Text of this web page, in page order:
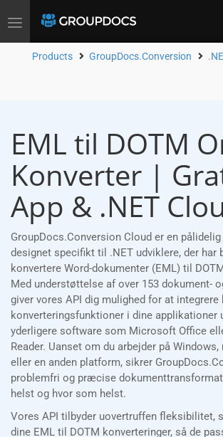
Toggle
Products GroupDocs.Conversion
EML til DOTM
Konverter |
App & .NET
GroupDocs.Conversion Cloud er en pålidelig
designet specifikt til .NET udviklere, der har
konvertere Word-dokumenter (EML) til
Med understøttelse af over 153 dokument-
giver vores API dig mulighed for at
konverteringsfunktioner i dine applikationer
yderligere software som Microsoft Office
Reader. Uanset om du arbejder på Windows,
eller en anden platform, sikrer
problemfri og præcise
helst og hvor som helst.
Vores API tilbyder uovertruffen fleksibilitet,
dine EML til DOTM konverteringer, så de